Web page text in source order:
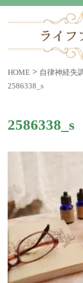
HOME > 自律神経失
2586338_s
2586338_s